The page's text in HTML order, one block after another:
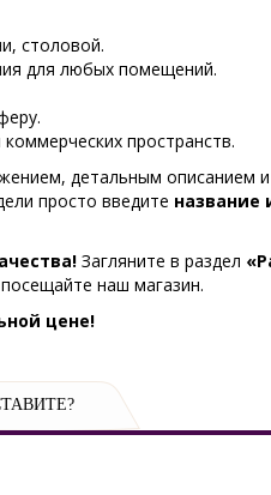
столовой.
для любых помещений.
пространств.
детальным описанием
просто введите название
Загляните в раздел
наш магазин.
цене!